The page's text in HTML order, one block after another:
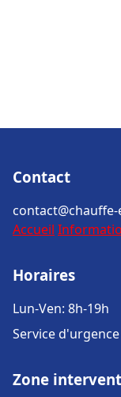
Contact
Accueil
Horaires
Lun-Ven: 8h-19h
Service
Zone